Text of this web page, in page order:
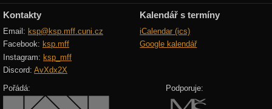
Kontakty
Email: ksp@ksp.mff.cuni.cz
Facebook: ksp.mff
Instagram: ksp_mff
Discord: AvXdx2X
Kalendář s termíny
iCalendar (ics)
Google kalendář
Pořádá: Podporuje: